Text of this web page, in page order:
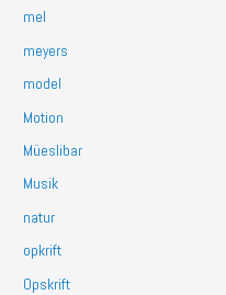
mel
meyers
model
Motion
Müeslibar
Musik
natur
opkrift
Opskrift